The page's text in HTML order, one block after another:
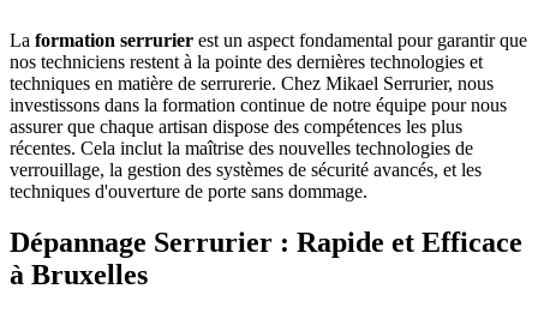
La formation serrurier est un aspect fondamental pour garantir que
nos techniciens restent à la pointe des dernières technologies et
techniques en matière de serrurerie. Chez Mikael Serrurier, nous
investissons dans la formation continue de notre équipe pour nous
assurer que chaque artisan dispose des compétences les plus
récentes. Cela inclut la maîtrise des nouvelles technologies de
verrouillage, la gestion des systèmes de sécurité avancés, et les
techniques d'ouverture de porte sans dommage.
Dépannage Serrurier : Rapide et Efficace
à Bruxelles